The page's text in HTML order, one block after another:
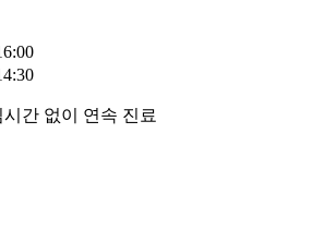
간 없이 연속 진료